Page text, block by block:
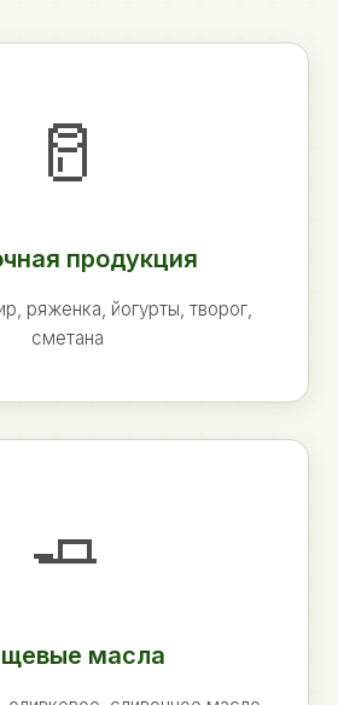
🥛
продукция
ряженка, йогурты, творог,
сметана
🧈
масла